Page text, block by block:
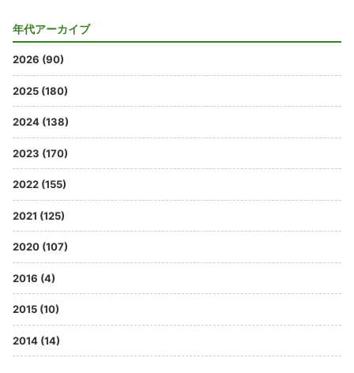
年代アーカイブ
2026 (90)
2025 (180)
2024 (138)
2023 (170)
2022 (155)
2021 (125)
2020 (107)
2016 (4)
2015 (10)
2014 (14)